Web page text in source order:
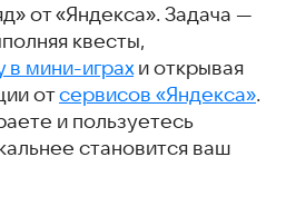
от «Яндекса». Задача —
квесты,
в мини-играх и открывая
отсервисов «Яндекса».
и пользуетесь
становится ваш